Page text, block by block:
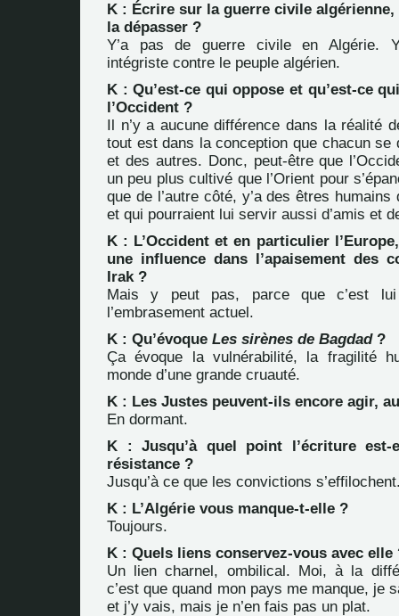
K : Écrire sur la guerre civile algérienne,
la dépasser ?
Y’a pas de guerre civile en Algérie.
intégriste contre le peuple algérien.
K : Qu’est-ce qui oppose et qu’est-ce
l’Occident ?
Il n’y a aucune différence dans la réalité
tout est dans la conception que chacun se
et des autres. Donc, peut-être que
un peu plus cultivé que l’Orient pour
que de l’autre côté, y’a des êtres
et qui pourraient lui servir aussi d’amis et
K : L’Occident et en particulier
une influence dans l’apaisement des
Irak ?
Mais y peut pas, parce que c’est
l’embrasement actuel.
K : Qu’évoque Les sirènes de Bagdad?
Ça évoque la vulnérabilité, la fragilité
monde d’une grande cruauté.
K : Les Justes peuvent-ils encore agir,
En dormant.
K : Jusqu’à quel point l’écriture est-
résistance ?
Jusqu’à ce que les convictions
K : L’Algérie vous manque-t-elle ?
Toujours.
K : Quels liens conservez-vous avec elle
Un lien charnel, ombilical. Moi, à la
c’est que quand mon pays me manque, je
et j’y vais, mais je n’en fais pas un plat.